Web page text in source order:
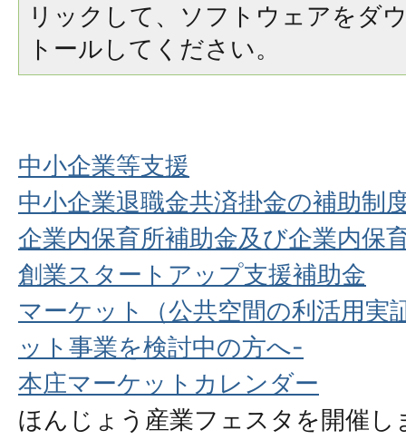
リックして、ソフトウェアをダ
トールしてください。
中小企業等支援
中小企業退職金共済掛金の補助制
企業内保育所補助金及び企業内保
創業スタートアップ支援補助金
マーケット（公共空間の利活用実
ット事業を検討中の方へ-
本庄マーケットカレンダー
ほんじょう産業フェスタを開催し